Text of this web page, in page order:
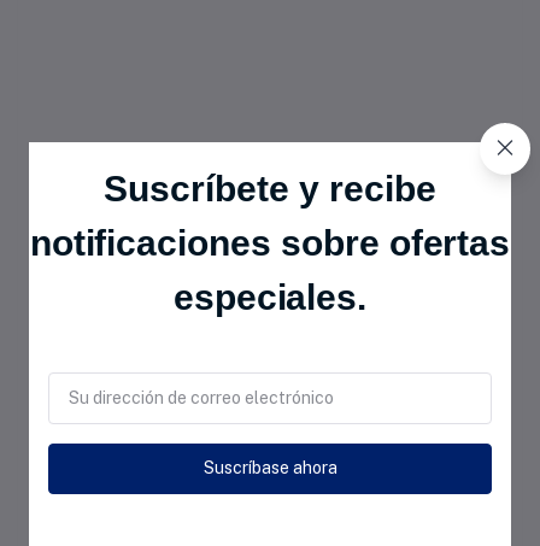
Suscríbete y recibe
notificaciones sobre ofertas
especiales.
Suscríbase ahora